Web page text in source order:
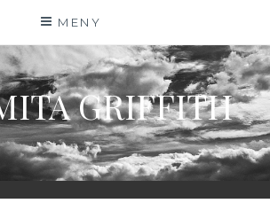
MENY
GRIFFITH